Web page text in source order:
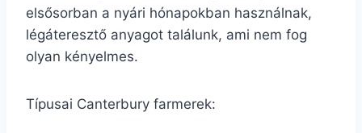
elsősorban a nyári hónapokban használnak,
légáteresztő anyagot találunk, ami nem fog
olyan kényelmes.
Típusai Canterbury farmerek: